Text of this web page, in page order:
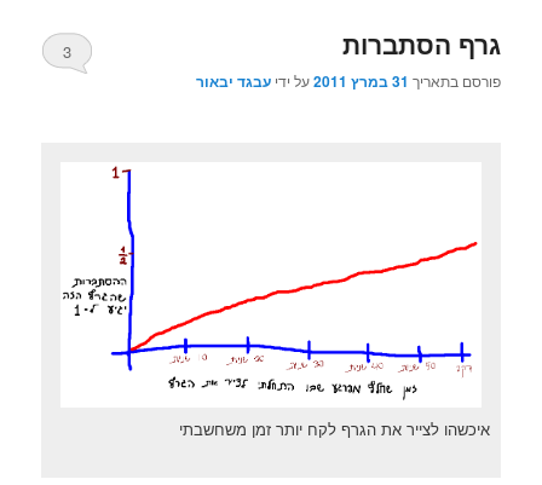
גרף הסתברות
פורסם בתאריך 31 במרץ 2011 על ידיעבגד יבאור
3
איכשהו לצייר את הגרף לקח יותר זמן משחשבתי